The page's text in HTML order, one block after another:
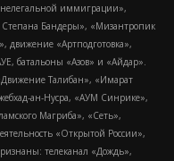
иммиграции»,
Бандеры», «Мизантропик
движение «Артподготовка»,
батальоны «Азов» и «Айдар».
Талибан», «Имарат
ан-Нусра, «АУМ Синрике»,
Магриба», «Сеть»,
«Открытой России»,
телеканал «Дождь»,